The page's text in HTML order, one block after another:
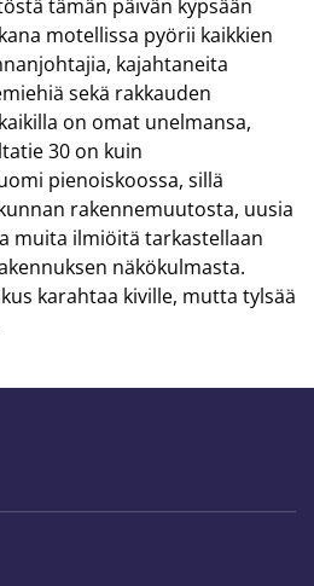
tämän päivän kypsään
motellissa pyörii kaikkien
kajahtaneita
sekä rakkauden
on omat unelmansa,
30 on kuin
pienoiskoossa, sillä
rakennemuutosta, uusia
muita ilmiöitä tarkastellaan
näkökulmasta.
karahtaa kiville, mutta tylsää